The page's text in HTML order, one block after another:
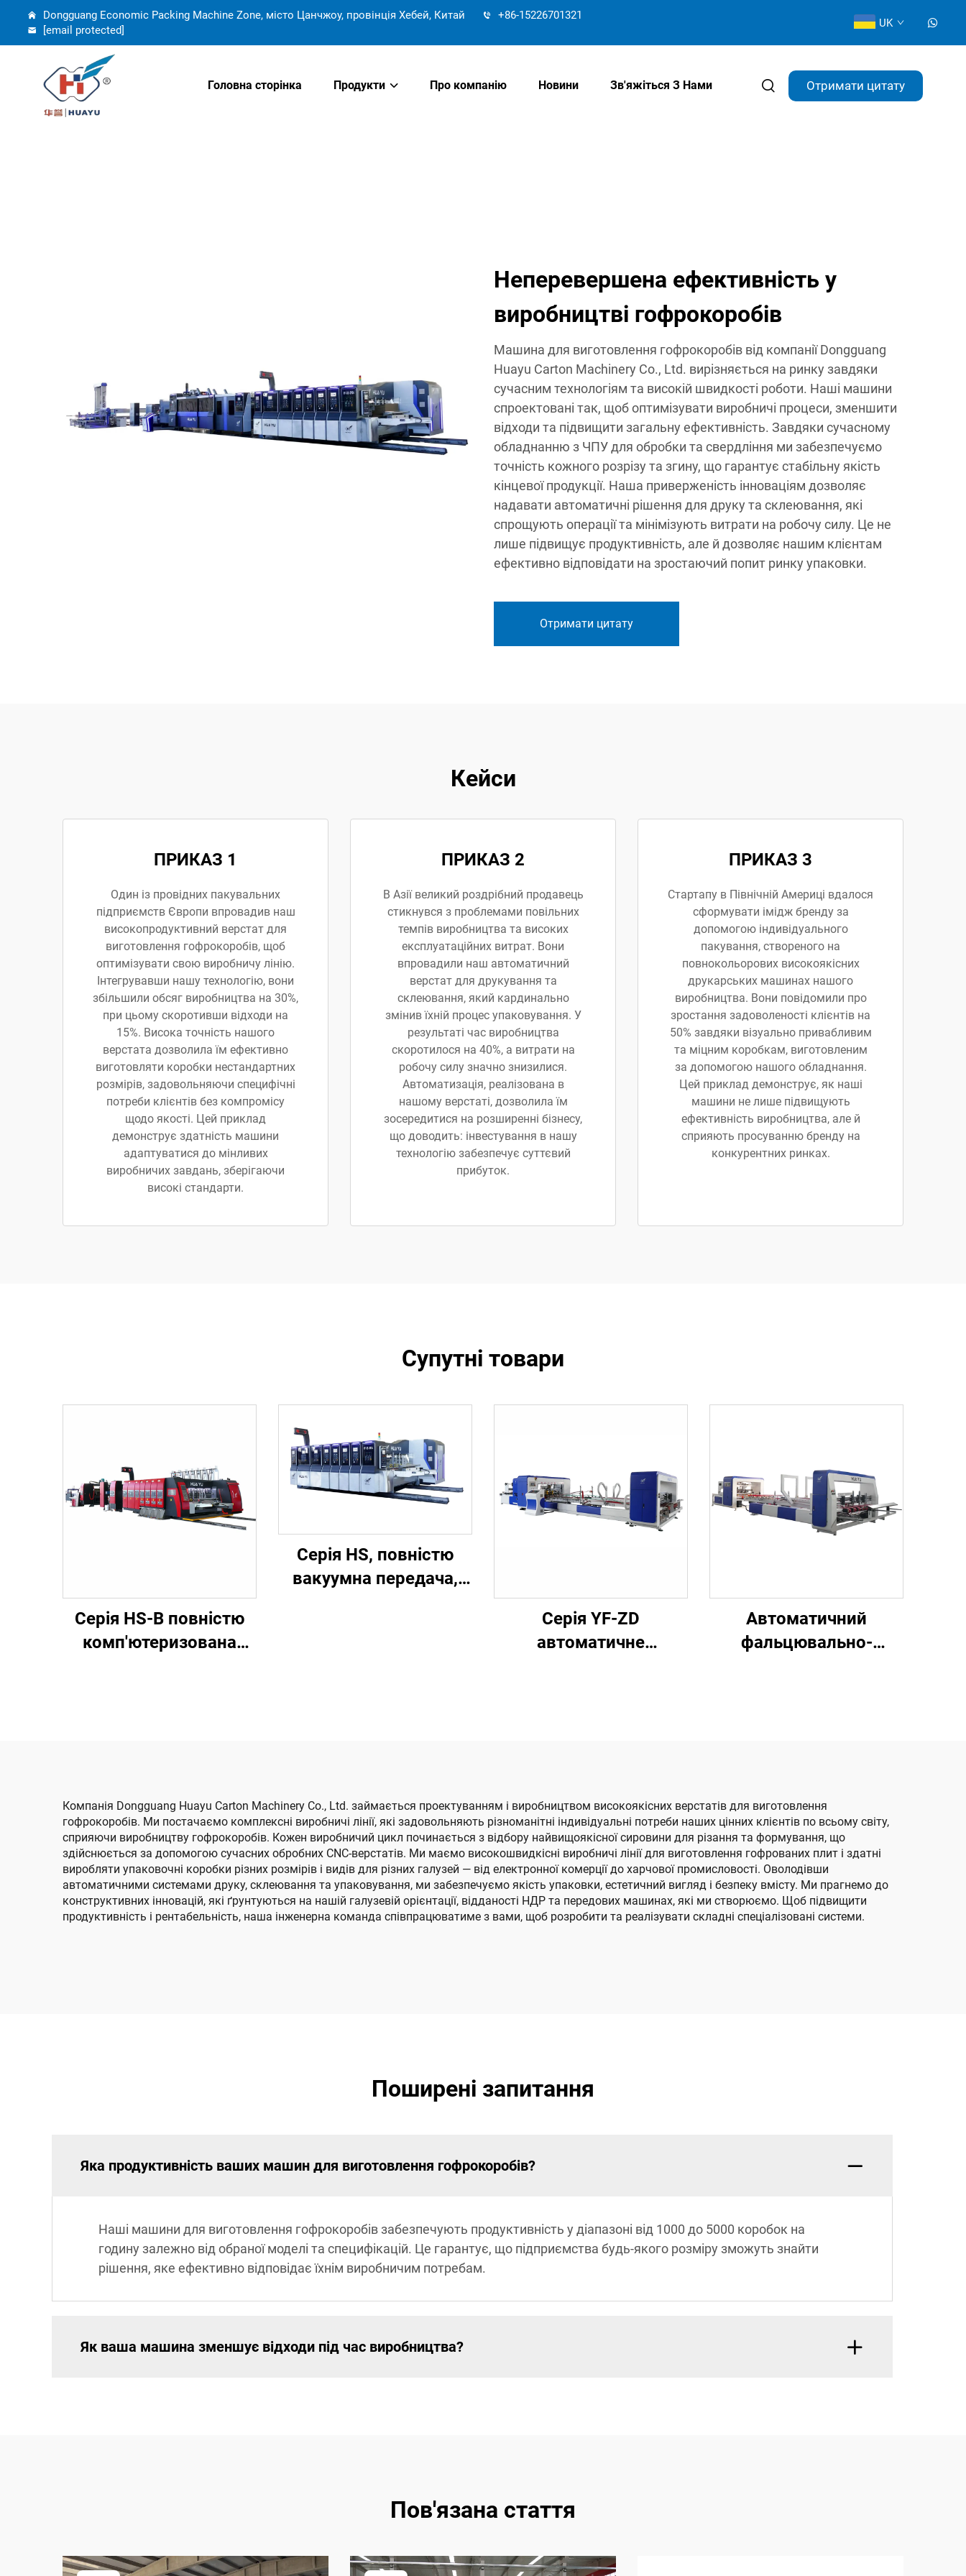
Dongguang Economic Packing Machine Zone, місто Цанчжоу, провінція Хебей, Китай
+86-15226701321
[email protected]
UK
Головна сторінка Продукти Про компанію Новини Зв'яжіться З Нами Отримати цитату
Неперевершена ефективність у
виробництві гофрокоробів
Машина для виготовлення гофрокоробів від компанії Dongguang
Huayu Carton Machinery Co., Ltd. вирізняється на ринку завдяки
сучасним технологіям та високій швидкості роботи. Наші машини
спроектовані так, щоб оптимізувати виробничі процеси, зменшити
відходи та підвищити загальну ефективність. Завдяки сучасному
обладнанню з ЧПУ для обробки та свердління ми забезпечуємо
точність кожного розрізу та згину, що гарантує стабільну якість
кінцевої продукції. Наша приверженість інноваціям дозволяє
надавати автоматичні рішення для друку та склеювання, які
спрощують операції та мінімізують витрати на робочу силу. Це не
лише підвищує продуктивність, але й дозволяє нашим клієнтам
ефективно відповідати на зростаючий попит ринку упаковки.
Отримати цитату
Кейси
ПРИКАЗ 1
Один із провідних пакувальних
підприємств Європи впровадив наш
високопродуктивний верстат для
виготовлення гофрокоробів, щоб
оптимізувати свою виробничу лінію.
Інтегрувавши нашу технологію, вони
збільшили обсяг виробництва на 30%,
при цьому скоротивши відходи на
15%. Висока точність нашого
верстата дозволила їм ефективно
виготовляти коробки нестандартних
розмірів, задовольняючи специфічні
потреби клієнтів без компромісу
щодо якості. Цей приклад
демонструє здатність машини
адаптуватися до мінливих
виробничих завдань, зберігаючи
високі стандарти.
ПРИКАЗ 2
В Азії великий роздрібний продавець
стикнувся з проблемами повільних
темпів виробництва та високих
експлуатаційних витрат. Вони
впровадили наш автоматичний
верстат для друкування та
склеювання, який кардинально
змінив їхній процес упаковування. У
результаті час виробництва
скоротилося на 40%, а витрати на
робочу силу значно знизилися.
Автоматизація, реалізована в
нашому верстаті, дозволила їм
зосередитися на розширенні бізнесу,
що доводить: інвестування в нашу
технологію забезпечує суттєвий
прибуток.
ПРИКАЗ 3
Стартапу в Північній Америці вдалося
сформувати імідж бренду за
допомогою індивідуального
пакування, створеного на
повнокольорових високоякісних
друкарських машинах нашого
виробництва. Вони повідомили про
зростання задоволеності клієнтів на
50% завдяки візуально привабливим
та міцним коробкам, виготовленим
за допомогою нашого обладнання.
Цей приклад демонструє, як наші
машини не лише підвищують
ефективність виробництва, але й
сприяють просуванню бренду на
конкурентних ринках.
Супутні товари
Серія HS-B повністю
комп'ютеризована
Серія HS, повністю
вакуумна передача,
Серія YF-ZD
автоматичне
Автоматичний
фальцювально-
Компанія Dongguang Huayu Carton Machinery Co., Ltd. займається проектуванням і виробництвом високоякісних верстатів для виготовлення
гофрокоробів. Ми постачаємо комплексні виробничі лінії, які задовольняють різноманітні індивідуальні потреби наших цінних клієнтів по всьому світу,
сприяючи виробництву гофрокоробів. Кожен виробничий цикл починається з відбору найвищоякісної сировини для різання та формування, що
здійснюється за допомогою сучасних обробних CNC-верстатів. Ми маємо високошвидкісні виробничі лінії для виготовлення гофрованих плит і здатні
виробляти упаковочні коробки різних розмірів і видів для різних галузей — від електронної комерції до харчової промисловості. Оволодівши
автоматичними системами друку, склеювання та упаковування, ми забезпечуємо якість упаковки, естетичний вигляд і безпеку вмісту. Ми прагнемо до
конструктивних інновацій, які ґрунтуються на нашій галузевій орієнтації, відданості НДР та передових машинах, які ми створюємо. Щоб підвищити
продуктивність і рентабельність, наша інженерна команда співпрацюватиме з вами, щоб розробити та реалізувати складні спеціалізовані системи.
Поширені запитання
Яка продуктивність ваших машин для виготовлення гофрокоробів?
Наші машини для виготовлення гофрокоробів забезпечують продуктивність у діапазоні від 1000 до 5000 коробок на
годину залежно від обраної моделі та специфікацій. Це гарантує, що підприємства будь-якого розміру зможуть знайти
рішення, яке ефективно відповідає їхнім виробничим потребам.
Як ваша машина зменшує відходи під час виробництва?
Пов'язана стаття